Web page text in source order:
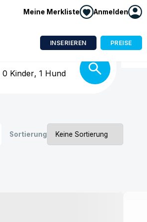
Meine Merkliste Anmelden
INSERIEREN PREISE
0 Kinder, 1 Hund
Sortierung